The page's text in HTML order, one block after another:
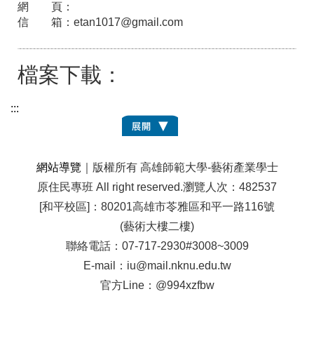
網 頁：
信 箱： etan1017@gmail.com
檔案下載：
:::
網站導覽 ｜版權所有 高雄師範大學-藝術產業學士
原住民專班 All right reserved.瀏覽人次：482537
[和平校區]：80201高雄市苓雅區和平一路116號
(藝術大樓二樓)
聯絡電話：07-717-2930#3008~3009
E-mail：iu@mail.nknu.edu.tw
官方Line：@994xzfbw